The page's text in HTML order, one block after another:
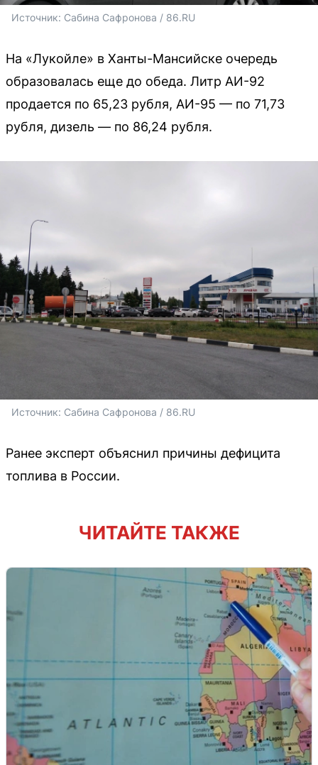
Источник: Сабина Сафронова / 86.RU
На «Лукойле» в Ханты-Мансийске очередь
образовалась еще до обеда. Литр АИ-92
продается по 65,23 рубля, АИ-95 — по 71,73
рубля, дизель — по 86,24 рубля.
Источник: Сабина Сафронова / 86.RU
Ранее эксперт объяснил причины дефицита
топлива в России.
ЧИТАЙТЕ ТАКЖЕ